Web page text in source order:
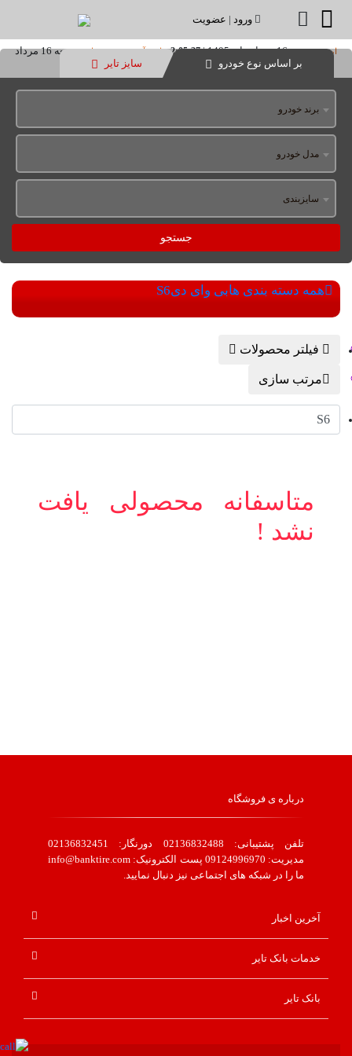
ورود | عضویت
امروز: جمعه 16 مرداد ماه 1405 |
2:05:27 تاریخ آخرین بروز رسانی:
جمعه 16 مرداد
ماه 1405
| بر اساس نوع خودرو سایز تایر
برند خودرو
مدل خودرو
سایزبندی
جستجو
همه دسته بندی هابی وای دیS6
فیلتر محصولات
مرتب سازی
S6
متاسفانه محصولی یافت
نشد !
درباره ی فروشگاه
تلفن پشتیبانی: 02136832488 دورنگار: 02136832451
مدیریت: 09124996970 پست الکترونیک: info@banktire.com
ما را در شبکه های اجتماعی نیز دنبال نمایید.
آخرین اخبار
خدمات بانک تایر
بانک تایر